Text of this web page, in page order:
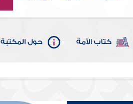
كتاب الأمة حول المكتبة